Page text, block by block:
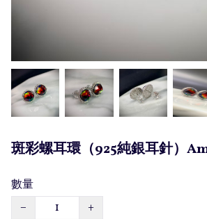
斑彩螺耳環（925純銀耳針）
數量
−
+